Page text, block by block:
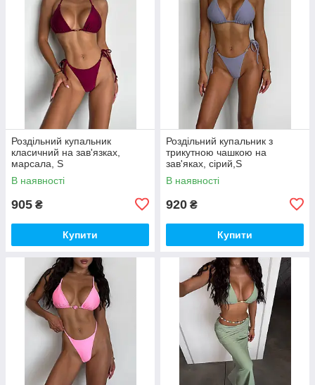
Роздільний купальник
класичний на зав'язках,
марсала, S
В наявності
905 ₴
Купити
Роздільний купальник з
трикутною чашкою на
зав'яках, сірий,S
В наявності
920 ₴
Купити